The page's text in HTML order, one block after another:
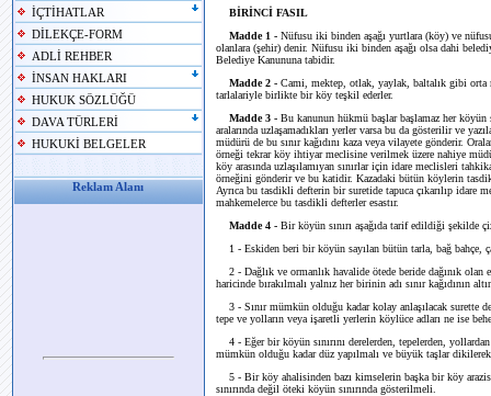
İÇTİHATLAR
DİLEKÇE-FORM
ADLİ REHBER
İNSAN HAKLARI
HUKUK SÖZLÜĞÜ
DAVA TÜRLERİ
HUKUKİ BELGELER
Reklam Alanı
BİRİNCİ FASIL
Madde 1 - Nüfusu iki binden aşağı yurtlara (köy) ve
olanlara (şehir) denir. Nüfusu iki binden aşağı olsa dahi
Belediye Kanununa tabidir.
Madde 2 - Cami, mektep, otlak, yaylak, baltalık gibi orta
tarlalariyle birlikte bir köy teşkil ederler.
Madde 3 - Bu kanunun hükmü başlar başlamaz her köyün
aralarında uzlaşamadıkları yerler varsa bu da gösterilir ve
müdürü de bu sınır kağıdını kaza veya vilayete gönderir.
örneği tekrar köy ihtiyar meclisine verilmek üzere nahiye
köy arasında uzlaşılamıyan sınırlar için idare meclisleri
örneğini gönderir ve bu katidir. Kazadaki bütün köylerin
Ayrıca bu tasdikli defterin bir suretide tapuca çıkarılıp idare
mahkemelerce bu tasdikli defterler esastır.
Madde 4 - Bir köyün sınırı aşağıda tarif edildiği şekilde
1 - Eskiden beri bir köyün sayılan bütün tarla, bağ bahçe,
2 - Dağlık ve ormanlık havalide ötede beride dağınık olan
haricinde bırakılmalı yalnız her birinin adı sınır kağıdının
3 - Sınır mümkün olduğu kadar kolay anlaşılacak surette
tepe ve yolların veya işaretli yerlerin köylüce adları ne ise
4 - Eğer bir köyün sınırını derelerden, tepelerden,
mümkün olduğu kadar düz yapılmalı ve büyük taşlar
5 - Bir köy ahalisinden bazı kimselerin başka bir köy
sınırında değil öteki köyün sınırında gösterilmeli.